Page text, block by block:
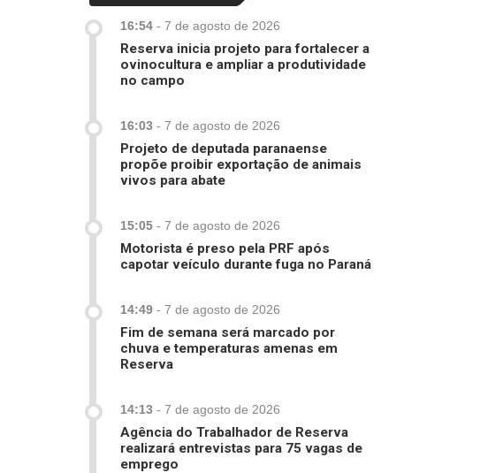
16:54 - 7 de agosto de 2026
Reserva inicia projeto para fortalecer a
ovinocultura e ampliar a produtividade
no campo
16:03 - 7 de agosto de 2026
Projeto de deputada paranaense
propõe proibir exportação de animais
vivos para abate
15:05 - 7 de agosto de 2026
Motorista é preso pela PRF após
capotar veículo durante fuga no Paraná
14:49 - 7 de agosto de 2026
Fim de semana será marcado por
chuva e temperaturas amenas em
Reserva
14:13 - 7 de agosto de 2026
Agência do Trabalhador de Reserva
realizará entrevistas para 75 vagas de
emprego